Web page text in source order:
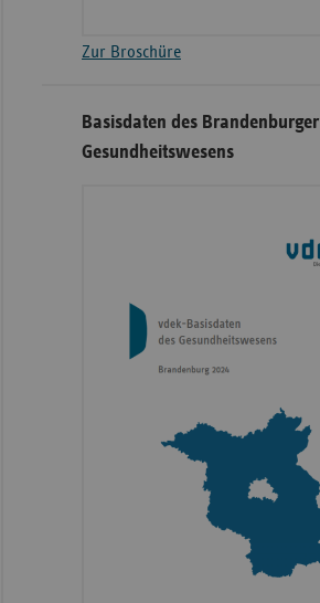
Zur Broschüre
Basisdaten des Brandenburger
Gesundheitswesens